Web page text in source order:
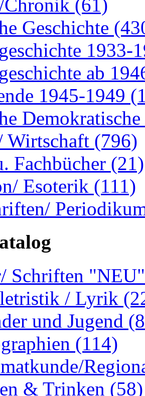
(61)
Geschichte
1933-
ab
1945-1949
Wirtschaft (796)
Fachbücher (21)
Esoterik (111)
Schriften
/ Lyrik
und Jugend
(114)
& Trinken (58)